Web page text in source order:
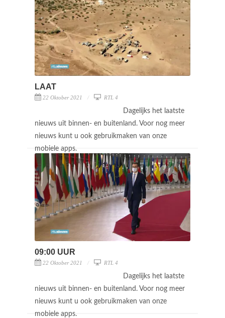
LAAT
22 Oktober 2021 RTL 4
Dagelijks het laatste
nieuws uit binnen- en buitenland. Voor nog meer
nieuws kunt u ook gebruikmaken van onze
mobiele apps.
09:00 UUR
22 Oktober 2021 RTL 4
Dagelijks het laatste
nieuws uit binnen- en buitenland. Voor nog meer
nieuws kunt u ook gebruikmaken van onze
mobiele apps.